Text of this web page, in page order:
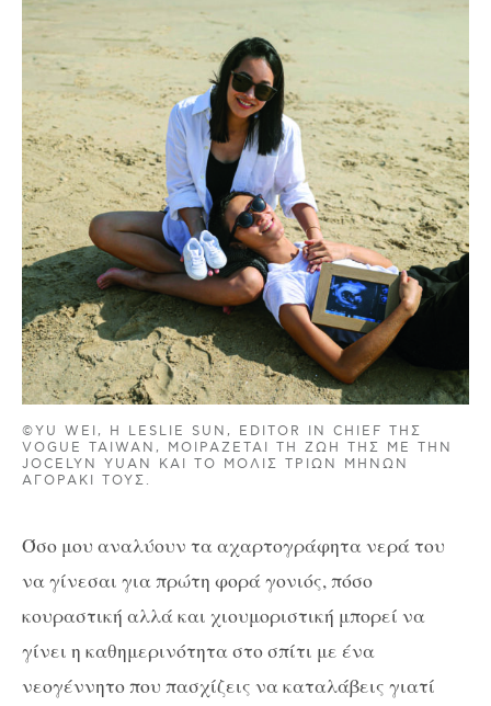
©YU WEI, Η LESLIE SUN, EDITOR IN CHIEF ΤΗΣ
VOGUE TAIWAN, ΜΟΙΡΆΖΕΤΑΙ ΤΗ ΖΩΉ ΤΗΣ ΜΕ ΤΗΝ
JOCELYN YUAN ΚΑΙ ΤΟ ΜΌΛΙΣ ΤΡΙΏΝ ΜΗΝΏΝ
ΑΓΟΡΆΚΙ ΤΟΥΣ.
Όσο μου αναλύουν τα αχαρτογράφητα νερά του
να γίνεσαι για πρώτη φορά γονιός, πόσο
κουραστική αλλά και χιουμοριστική μπορεί να
γίνει η καθημερινότητα στο σπίτι με ένα
νεογέννητο που πασχίζεις να καταλάβεις γιατί